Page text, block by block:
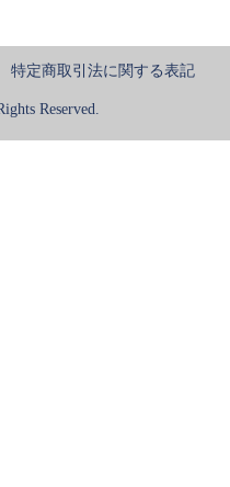
特定商取引法に関する表記
Reserved.